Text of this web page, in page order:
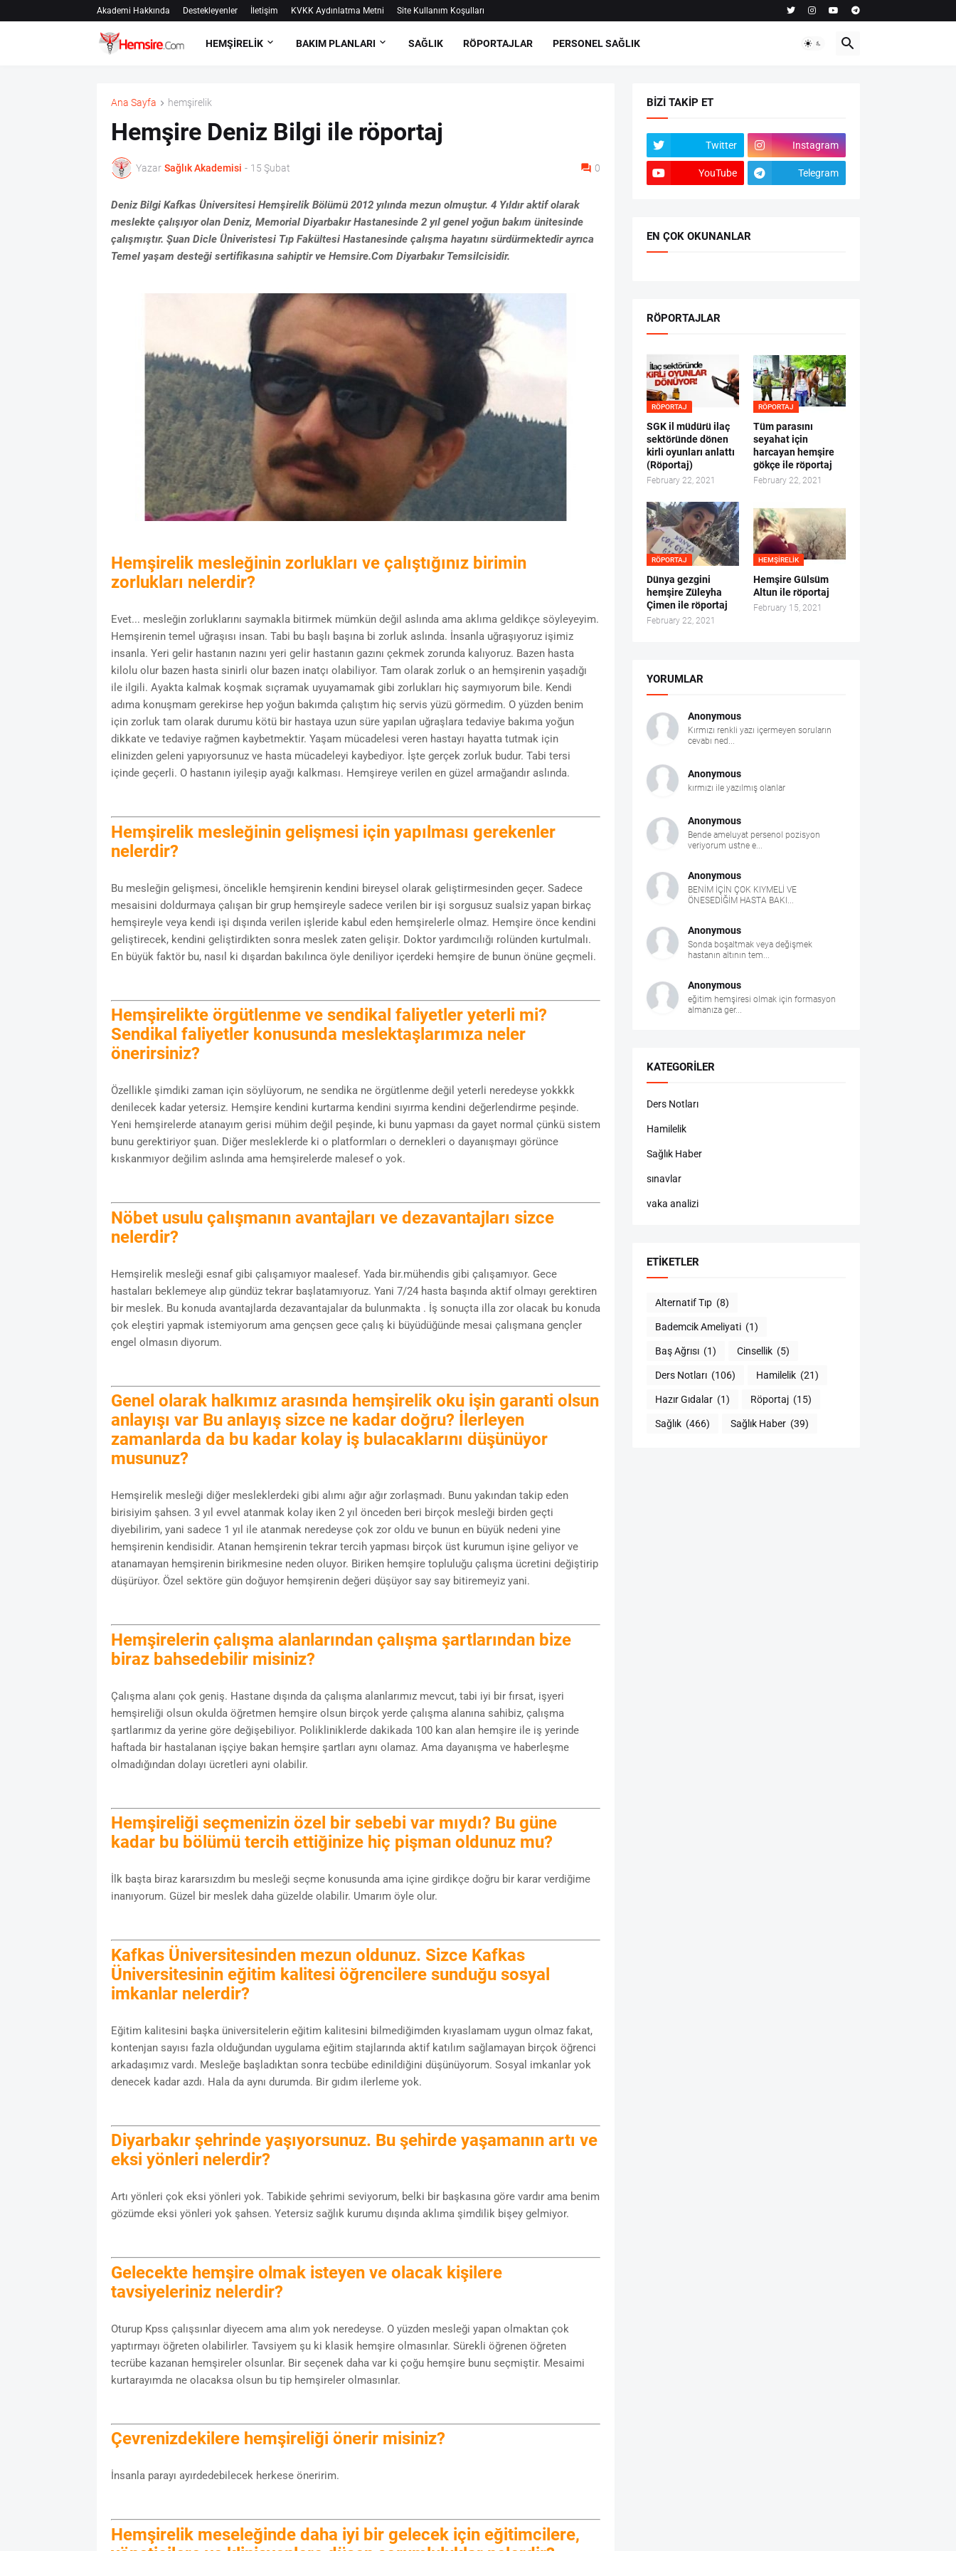
Akademi Hakkında Destekleyenler İletişim KVKK Aydınlatma Metni Site Kullanım Koşulları
HEMŞİRELİK BAKIM PLANLARI SAĞLIK RÖPORTAJLAR PERSONEL SAĞLIK
Ana Sayfa hemşirelik
Hemşire Deniz Bilgi ile röportaj
Yazar Sağlık Akademisi - 15 Şubat 0
Deniz Bilgi Kafkas Üniversitesi Hemşirelik Bölümü 2012 yılında mezun olmuştur. 4 Yıldır aktif olarak
meslekte çalışıyor olan Deniz, Memorial Diyarbakır Hastanesinde 2 yıl genel yoğun bakım ünitesinde
çalışmıştır. Şuan Dicle Üniveristesi Tıp Fakültesi Hastanesinde çalışma hayatını sürdürmektedir ayrıca
Temel yaşam desteği sertifikasına sahiptir ve Hemsire.Com Diyarbakır Temsilcisidir.
Hemşirelik mesleğinin zorlukları ve çalıştığınız birimin
zorlukları nelerdir?
Evet... mesleğin zorluklarını saymakla bitirmek mümkün değil aslında ama aklıma geldikçe söyleyeyim.
Hemşirenin temel uğraşısı insan. Tabi bu başlı başına bi zorluk aslında. İnsanla uğraşıyoruz işimiz
insanla. Yeri gelir hastanın nazını yeri gelir hastanın gazını çekmek zorunda kalıyoruz. Bazen hasta
kilolu olur bazen hasta sinirli olur bazen inatçı olabiliyor. Tam olarak zorluk o an hemşirenin yaşadığı
ile ilgili. Ayakta kalmak koşmak sıçramak uyuyamamak gibi zorlukları hiç saymıyorum bile. Kendi
adıma konuşmam gerekirse hep yoğun bakımda çalıştım hiç servis yüzü görmedim. O yüzden benim
için zorluk tam olarak durumu kötü bir hastaya uzun süre yapılan uğraşlara tedaviye bakıma yoğun
dikkate ve tedaviye rağmen kaybetmektir. Yaşam mücadelesi veren hastayı hayatta tutmak için
elinizden geleni yapıyorsunuz ve hasta mücadeleyi kaybediyor. İşte gerçek zorluk budur. Tabi tersi
içinde geçerli. O hastanın iyileşip ayağı kalkması. Hemşireye verilen en güzel armağandır aslında.
Hemşirelik mesleğinin gelişmesi için yapılması gerekenler
nelerdir?
Bu mesleğin gelişmesi, öncelikle hemşirenin kendini bireysel olarak geliştirmesinden geçer. Sadece
mesaisini doldurmaya çalışan bir grup hemşireyle sadece verilen bir işi sorgusuz sualsiz yapan birkaç
hemşireyle veya kendi işi dışında verilen işleride kabul eden hemşirelerle olmaz. Hemşire önce kendini
geliştirecek, kendini geliştirdikten sonra meslek zaten gelişir. Doktor yardımcılığı rolünden kurtulmalı.
En büyük faktör bu, nasıl ki dışardan bakılınca öyle deniliyor içerdeki hemşire de bunun önüne geçmeli.
Hemşirelikte örgütlenme ve sendikal faliyetler yeterli mi?
Sendikal faliyetler konusunda meslektaşlarımıza neler
önerirsiniz?
Özellikle şimdiki zaman için söylüyorum, ne sendika ne örgütlenme değil yeterli neredeyse yokkkk
denilecek kadar yetersiz. Hemşire kendini kurtarma kendini sıyırma kendini değerlendirme peşinde.
Yeni hemşirelerde atanayım gerisi mühim değil peşinde, ki bunu yapması da gayet normal çünkü sistem
bunu gerektiriyor şuan. Diğer mesleklerde ki o platformları o dernekleri o dayanışmayı görünce
kıskanmıyor değilim aslında ama hemşirelerde malesef o yok.
Nöbet usulu çalışmanın avantajları ve dezavantajları sizce
nelerdir?
Hemşirelik mesleği esnaf gibi çalışamıyor maalesef. Yada bir.mühendis gibi çalışamıyor. Gece
hastaları beklemeye alıp gündüz tekrar başlatamıyoruz. Yani 7/24 hasta başında aktif olmayı gerektiren
bir meslek. Bu konuda avantajlarda dezavantajalar da bulunmakta . İş sonuçta illa zor olacak bu konuda
çok eleştiri yapmak istemiyorum ama gençsen gece çalış ki büyüdüğünde mesai çalışmana gençler
engel olmasın diyorum.
Genel olarak halkımız arasında hemşirelik oku işin garanti olsun
anlayışı var Bu anlayış sizce ne kadar doğru? İlerleyen
zamanlarda da bu kadar kolay iş bulacaklarını düşünüyor
musunuz?
Hemşirelik mesleği diğer mesleklerdeki gibi alımı ağır ağır zorlaşmadı. Bunu yakından takip eden
birisiyim şahsen. 3 yıl evvel atanmak kolay iken 2 yıl önceden beri birçok mesleği birden geçti
diyebilirim, yani sadece 1 yıl ile atanmak neredeyse çok zor oldu ve bunun en büyük nedeni yine
hemşirenin kendisidir. Atanan hemşirenin tekrar tercih yapması birçok üst kurumun işine geliyor ve
atanamayan hemşirenin birikmesine neden oluyor. Biriken hemşire topluluğu çalışma ücretini değiştirip
düşürüyor. Özel sektöre gün doğuyor hemşirenin değeri düşüyor say say bitiremeyiz yani.
Hemşirelerin çalışma alanlarından çalışma şartlarından bize
biraz bahsedebilir misiniz?
Çalışma alanı çok geniş. Hastane dışında da çalışma alanlarımız mevcut, tabi iyi bir fırsat, işyeri
hemşireliği olsun okulda öğretmen hemşire olsun birçok yerde çalışma alanına sahibiz, çalışma
şartlarımız da yerine göre değişebiliyor. Polikliniklerde dakikada 100 kan alan hemşire ile iş yerinde
haftada bir hastalanan işçiye bakan hemşire şartları aynı olamaz. Ama dayanışma ve haberleşme
olmadığından dolayı ücretleri ayni olabilir.
Hemşireliği seçmenizin özel bir sebebi var mıydı? Bu güne
kadar bu bölümü tercih ettiğinize hiç pişman oldunuz mu?
İlk başta biraz kararsızdım bu mesleği seçme konusunda ama içine girdikçe doğru bir karar verdiğime
inanıyorum. Güzel bir meslek daha güzelde olabilir. Umarım öyle olur.
Kafkas Üniversitesinden mezun oldunuz. Sizce Kafkas
Üniversitesinin eğitim kalitesi öğrencilere sunduğu sosyal
imkanlar nelerdir?
Eğitim kalitesini başka üniversitelerin eğitim kalitesini bilmediğimden kıyaslamam uygun olmaz fakat,
kontenjan sayısı fazla olduğundan uygulama eğitim stajlarında aktif katılım sağlamayan birçok öğrenci
arkadaşımız vardı. Mesleğe başladıktan sonra tecbübe edinildiğini düşünüyorum. Sosyal imkanlar yok
denecek kadar azdı. Hala da aynı durumda. Bir gıdım ilerleme yok.
Diyarbakır şehrinde yaşıyorsunuz. Bu şehirde yaşamanın artı ve
eksi yönleri nelerdir?
Artı yönleri çok eksi yönleri yok. Tabikide şehrimi seviyorum, belki bir başkasına göre vardır ama benim
gözümde eksi yönleri yok şahsen. Yetersiz sağlık kurumu dışında aklıma şimdilik bişey gelmiyor.
Gelecekte hemşire olmak isteyen ve olacak kişilere
tavsiyeleriniz nelerdir?
Oturup Kpss çalışsınlar diyecem ama alım yok neredeyse. O yüzden mesleği yapan olmaktan çok
yaptırmayı öğreten olabilirler. Tavsiyem şu ki klasik hemşire olmasınlar. Sürekli öğrenen öğreten
tecrübe kazanan hemşireler olsunlar. Bir seçenek daha var ki çoğu hemşire bunu seçmiştir. Mesaimi
kurtarayımda ne olacaksa olsun bu tip hemşireler olmasınlar.
Çevrenizdekilere hemşireliği önerir misiniz?
İnsanla parayı ayırdedebilecek herkese öneririm.
Hemşirelik meseleğinde daha iyi bir gelecek için eğitimcilere,
BIZI TAKIP ET
Twitter Instagram
YouTube Telegram
EN ÇOK OKUNANLAR
RÖPORTAJLAR
RÖPORTAJ
SGK il müdürü ilaç
sektöründe dönen
kirli oyunları anlattı
(Röportaj)
February 22, 2021
RÖPORTAJ
Tüm parasını
seyahat için
harcayan hemşire
gökçe ile röportaj
February 22, 2021
RÖPORTAJ
Dünya gezgini
hemşire Züleyha
Çimen ile röportaj
February 22, 2021
HEMŞIRELIK
Hemşire Gülsüm
Altun ile röportaj
February 15, 2021
YORUMLAR
Anonymous
Kırmızı renkli yazı içermeyen soruların
cevabı ned...
Anonymous
kırmızı ile yazılmış olanlar
Anonymous
Bende ameluyat persenol pozisyon
veriyorum ustne e...
Anonymous
BENİM İÇİN ÇOK KIYMELİ VE
ÖNESEDİĞİM HASTA BAKI...
Anonymous
Sonda boşaltmak veya değişmek
hastanın altının tem...
Anonymous
eğitim hemşiresi olmak için formasyon
almanıza ger...
KATEGORILER
Ders Notları
Hamilelik
Sağlık Haber
sınavlar
vaka analizi
ETIKETLER
Alternatif Tıp (8)
Bademcik Ameliyati (1)
Baş Ağrısı (1) Cinsellik (5)
Ders Notları (106) Hamilelik (21)
Hazır Gıdalar (1) Röportaj (15)
Sağlık (466) Sağlık Haber (39)